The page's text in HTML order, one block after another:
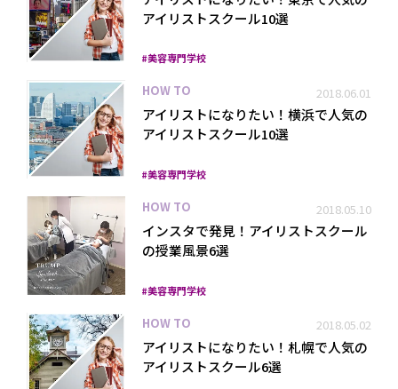
プライバシーポリシー
アイリストスクール10選
美容専門学校
HOW TO 2018.06.01
アイリストになりたい！横浜で人気の
アイリストスクール10選
美容専門学校
HOW TO 2018.05.10
インスタで発見！アイリストスクール
の授業風景6選
美容専門学校
HOW TO 2018.05.02
アイリストになりたい！札幌で人気の
アイリストスクール6選